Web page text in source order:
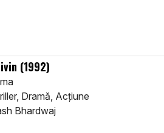
(1992)
Dramă, Acţiune
Bhardwaj